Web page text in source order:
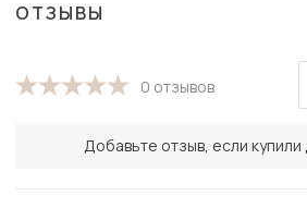
ОТЗЫВЫ
0 отзывов
Добавьте отзыв, если купили